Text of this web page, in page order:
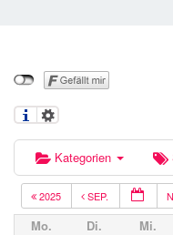
Kategorien
2025 SEP.
Mo. Di. Mi.